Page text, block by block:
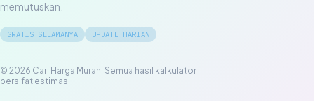
memutuskan.
GRATIS SELAMANYA UPDATE HARIAN
© 2026 Cari Harga Murah. Semua hasil kalkulator
bersifat estimasi.